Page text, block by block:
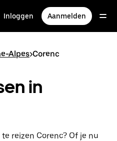
Inloggen Aanmelden
Alpes>Corenc
in
reizen Corenc? Of je nu